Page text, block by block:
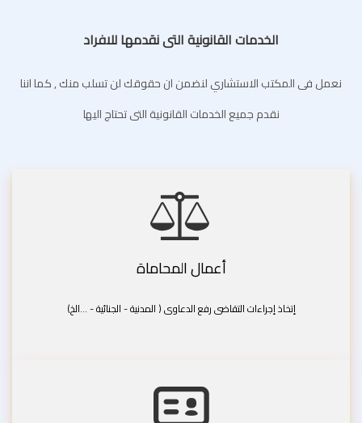
الخدمات القانونية التى نقدمها للافراد
نعمل فى المكتب الاستشاري لنضمن ان حقوقك لن تسلب منك , كما اننا
نقدم جميع الخدمات القانونية التى تحتاج اليها
أعمال المحاماة
إتخاذ إجراءات التقاضى رفع الدعاوى ( المدنية - الجنائية - ...الخ)